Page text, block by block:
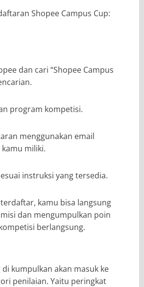
Shopee Campus Cup:
dan cari “Shopee Campus
program kompetisi.
menggunakan email
miliki.
instruksi yang tersedia.
kamu bisa langsung
dan mengumpulkan poin
berlangsung.
kumpulkan akan masuk ke
penilaian. Yaitu peringkat